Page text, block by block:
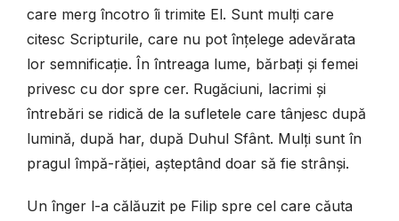
care merg încotro îi trimite El. Sunt mulți care
citesc Scripturile, care nu pot înțelege adevărata
lor semnificație. În întreaga lume, bărbați și femei
privesc cu dor spre cer. Rugăciuni, lacrimi și
întrebări se ridică de la sufletele care tânjesc după
lumină, după har, după Duhul Sfânt. Mulți sunt în
pragul împă-răției, așteptând doar să fie strânși.
Un înger l-a călăuzit pe Filip spre cel care căuta